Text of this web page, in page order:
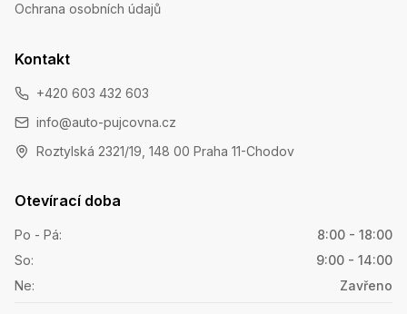
Ochrana osobních údajů
Kontakt
+420 603 432 603
info@auto-pujcovna.cz
Roztylská 2321/19, 148 00 Praha 11-Chodov
Otevírací doba
Po - Pá:
8:00 - 18:00
So:
9:00 - 14:00
Ne: Zavřeno